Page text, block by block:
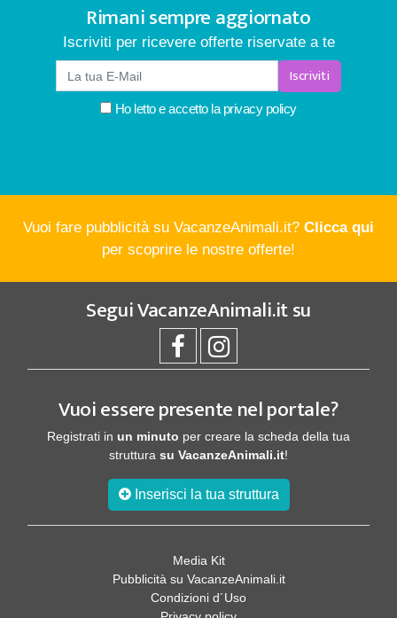
Rimani sempre aggiornato
Iscriviti per ricevere offerte riservate a te
Iscriviti
Ho letto e accetto laprivacy policy
Vuoi fare pubblicità su VacanzeAnimali.it? Clicca qui
per scoprire le nostre offerte!
SeguiVacanzeAnimali.itsu
Vuoi essere presente nel portale?
Registrati in un minuto per creare la scheda della tua
struttura su VacanzeAnimali.it!
Inserisci la tua struttura
Media Kit
Pubblicità su VacanzeAnimali.it
Condizioni d´Uso